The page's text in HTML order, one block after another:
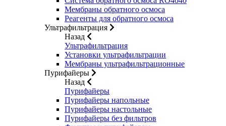
Мембраны обратного осмоса
Реагенты для обратного осмоса
Ультрафильтрация
Назад
Ультрафильтрация
Установки ультрафильтрации
Мембраны ультрафильтрационные
Пурифайеры
Назад
Пурифайеры
Пурифайеры напольные
Пурифайеры настольные
Пурифайеры без фильтров